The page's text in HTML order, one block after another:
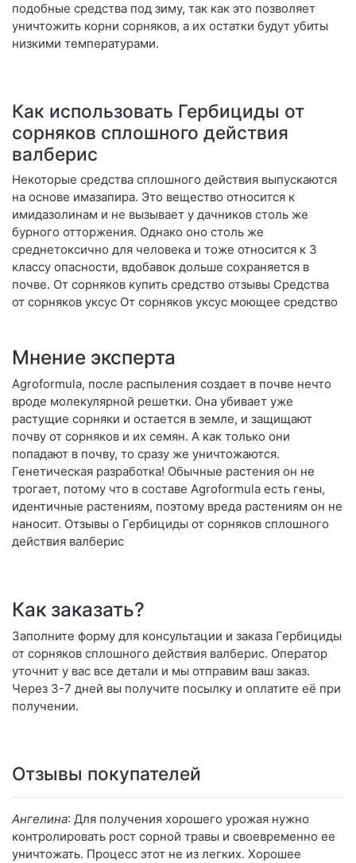
подобные средства под зиму, так как это позволяет
уничтожить корни сорняков, а их остатки будут убиты
низкими температурами.
Как использовать Гербициды от
сорняков сплошного действия
валберис
Некоторые средства сплошного действия выпускаются
на основе имазапира. Это вещество относится к
имидазолинам и не вызывает у дачников столь же
бурного отторжения. Однако оно столь же
среднетоксично для человека и тоже относится к 3
классу опасности, вдобавок дольше сохраняется в
почве. От сорняков купить средство отзывы Средства
от сорняков уксус От сорняков уксус моющее средство
Мнение эксперта
Agroformula, после распыления создает в почве нечто
вроде молекулярной решетки. Она убивает уже
растущие сорняки и остается в земле, и защищают
почву от сорняков и их семян. А как только они
попадают в почву, то сразу же уничтожаются.
Генетическая разработка! Обычные растения он не
трогает, потому что в составе Agroformula есть гены,
идентичные растениям, поэтому вреда растениям он не
наносит. Отзывы о Гербициды от сорняков сплошного
действия валберис
Как заказать?
Заполните форму для консультации и заказа Гербициды
от сорняков сплошного действия валберис. Оператор
уточнит у вас все детали и мы отправим ваш заказ.
Через 3-7 дней вы получите посылку и оплатите её при
получении.
Отзывы покупателей
Ангелина: Для получения хорошего урожая нужно
контролировать рост сорной травы и своевременно ее
уничтожать. Процесс этот не из легких. Хорошее